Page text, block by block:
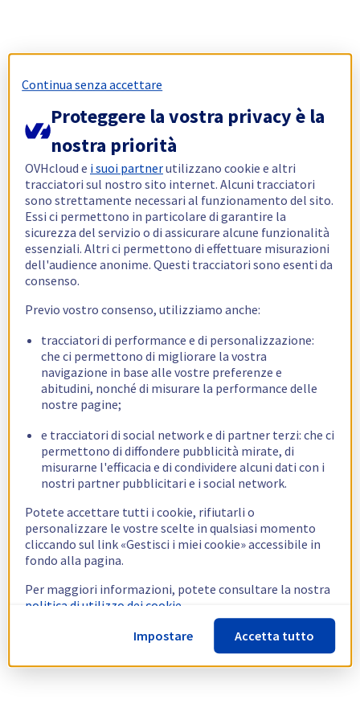
Continua senza accettare
Proteggere la vostra privacy è la
nostra priorità
OVHcloud e i suoi partnerutilizzano cookie e altri
tracciatori sul nostro sito internet. Alcuni tracciatori
sono strettamente necessari al funzionamento del sito.
Essi ci permettono in particolare di garantire la
sicurezza del servizio o di assicurare alcune funzionalità
essenziali. Altri ci permettono di effettuare misurazioni
dell'audience anonime. Questi tracciatori sono esenti da
consenso.
Previo vostro consenso, utilizziamo anche:
tracciatori di performance e di personalizzazione:
che ci permettono di migliorare la vostra
navigazione in base alle vostre preferenze e
abitudini, nonché di misurare la performance delle
nostre pagine;
e tracciatori di social network e di partner terzi: che ci
permettono di diffondere pubblicità mirate, di
misurarne l'efficacia e di condividere alcuni dati con i
nostri partner pubblicitari e i social network.
Potete accettare tutti i cookie, rifiutarli o
personalizzare le vostre scelte in qualsiasi momento
cliccando sul link «Gestisci i miei cookie» accessibile in
fondo alla pagina.
Per maggiori informazioni, potete consultare la nostra
politica di utilizzo dei cookie.
Impostare
Accetta tutto